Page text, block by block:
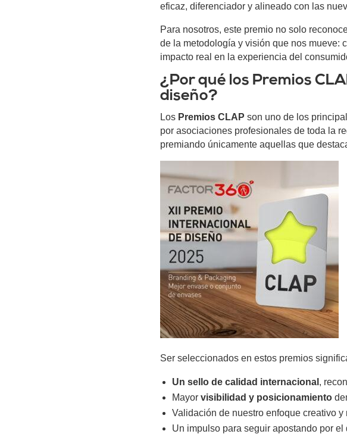
eficaz, diferenciador y alineado con las
Para nosotros, este premio no solo
de la metodología y visión que nos mueve:
impacto real en la experiencia del
¿Por qué los Premios
diseño?
Los Premios CLAP son uno de los
por asociaciones profesionales de toda la
premiando únicamente aquellas que
Ser seleccionados en estos premios
Un sello de calidad internacional ,
Mayor visibilidad y posicionamiento
Validación de nuestro enfoque creativo
Un impulso para seguir apostando por